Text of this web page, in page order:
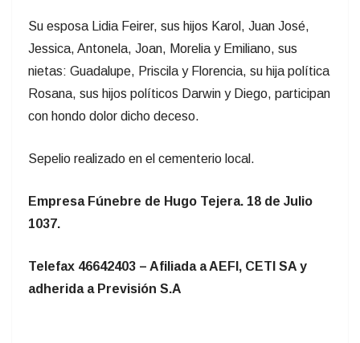
Su esposa Lidia Feirer, sus hijos Karol, Juan José,
Jessica, Antonela, Joan, Morelia y Emiliano, sus
nietas: Guadalupe, Priscila y Florencia, su hija política
Rosana, sus hijos políticos Darwin y Diego, participan
con hondo dolor dicho deceso.
Sepelio realizado en el cementerio local.
Empresa Fúnebre de Hugo Tejera. 18 de Julio
1037.
Telefax 46642403 – Afiliada a AEFI, CETI SA y
adherida a Previsión S.A